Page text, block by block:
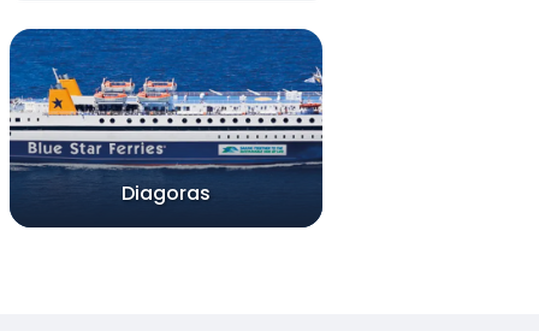
Diagoras